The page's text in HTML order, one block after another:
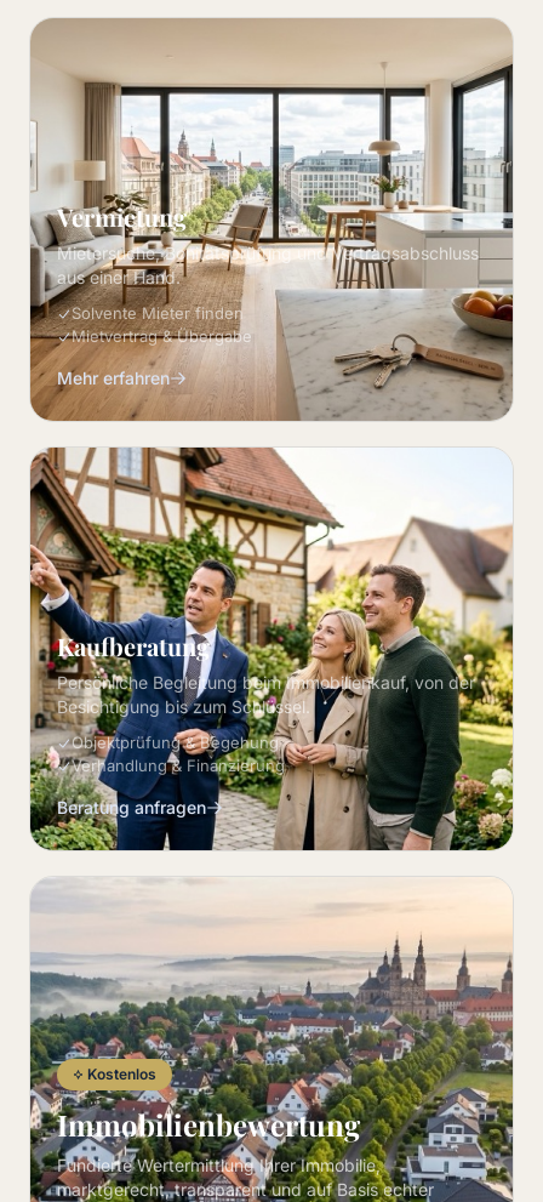
Vermietung
Mietersuche, Bonitätsprüfung und Vertragsabschluss
aus einer Hand.
Solvente Mieter finden
Mietvertrag & Übergabe
Mehr erfahren
Kaufberatung
Persönliche Begleitung beim Immobilienkauf, von der
Besichtigung bis zum Schlüssel.
Objektprüfung & Begehung
Verhandlung & Finanzierung
Beratung anfragen
Kostenlos
Immobilienbewertung
Fundierte Wertermittlung Ihrer Immobilie,
marktgerecht, transparent und auf Basis echter